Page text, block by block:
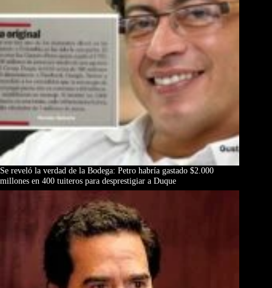
Se reveló la verdad de la Bodega: Petro habría gastado $2.000
millones en 400 tuiteros para desprestigiar a Duque